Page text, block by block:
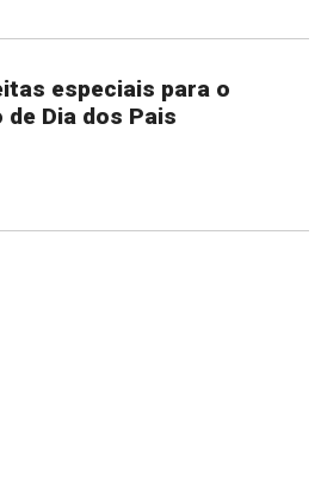
especiais para o
de Dia dos Pais